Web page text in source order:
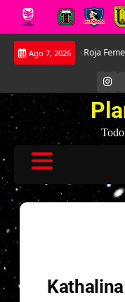
Saltar
Ago 7, 2026
Everton La Roja